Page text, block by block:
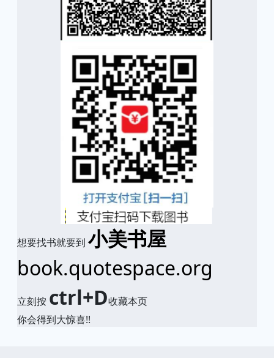
想要找书就要到 小美书屋
book.quotespace.org
立刻按 ctrl+D收藏本页
你会得到大惊喜!!